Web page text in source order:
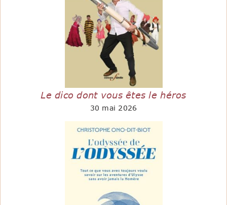
Le dico dont vous êtes le héros
30 mai 2026